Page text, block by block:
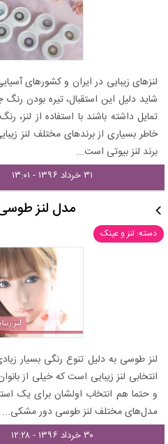
لنزهای زیبایی در ایران و کشورهای
شاید دلیل این استقبال، تیره بودن
تمایل داشته باشند با استفاده از
خاطر بسیاری از برندهای مختلف لنز
برند لنز بیوتی است...
۳۱ خرداد ۱۳۹۶ - ۱۳:۰۱
مدل لنز
دسته: لنز و عینک
لنز طوسی به دلیل تنوع رنگی بسیار
انتخابی لنز زیبایی است که خیلی از
و حتما هم انتخاب اولشان برای یک
مدل‌های مختلف لنز طوسی دور مشکی...
۳۰ خرداد ۱۳۹۶ - ۱۲:۲۸